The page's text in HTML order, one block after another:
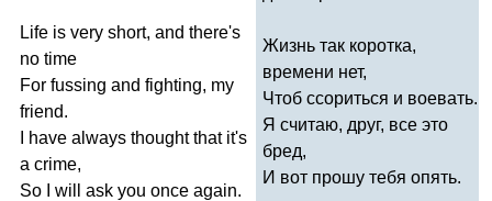
Life is very short, and there's
no time
For fussing and fighting, my
friend.
have always thought that it's
a crime,
So
will ask you once again.
Жизнь так коротка,
времени нет,
Чтоб ссориться и воевать.
Я считаю, друг, все это
бред,
И вот прошу тебя опять.